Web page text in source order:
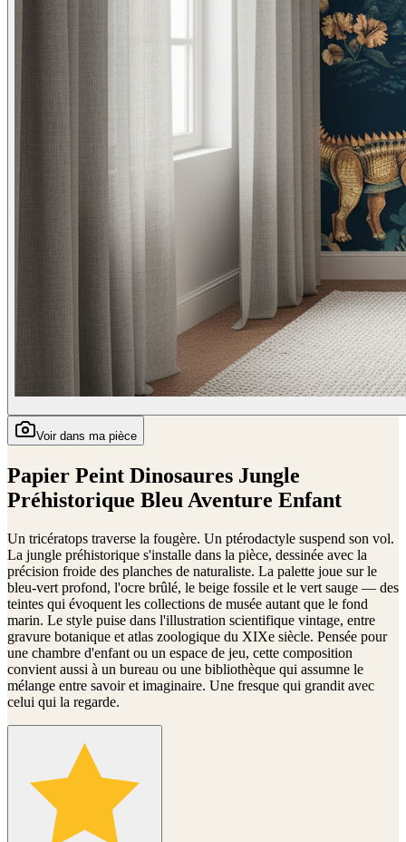
Voir dans ma pièce
Papier Peint Dinosaures Jungle
Préhistorique Bleu Aventure Enfant
Un tricératops traverse la fougère. Un ptérodactyle suspend son vol.
La jungle préhistorique s'installe dans la pièce, dessinée avec la
précision froide des planches de naturaliste. La palette joue sur le
bleu-vert profond, l'ocre brûlé, le beige fossile et le vert sauge — des
teintes qui évoquent les collections de musée autant que le fond
marin. Le style puise dans l'illustration scientifique vintage, entre
gravure botanique et atlas zoologique du XIXe siècle. Pensée pour
une chambre d'enfant ou un espace de jeu, cette composition
convient aussi à un bureau ou une bibliothèque qui assumne le
mélange entre savoir et imaginaire. Une fresque qui grandit avec
celui qui la regarde.